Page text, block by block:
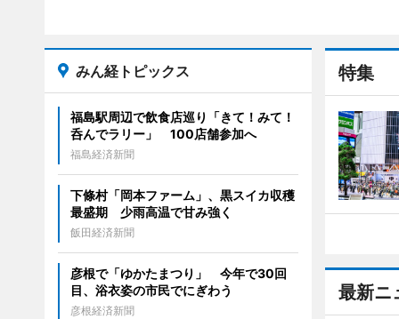
特集
最新ニ
みん経トピックス
福島駅周辺で飲食店巡り「きて！みて！
呑んでラリー」 100店舗参加へ
福島経済新聞
下條村「岡本ファーム」、黒スイカ収穫
最盛期 少雨高温で甘み強く
飯田経済新聞
彦根で「ゆかたまつり」 今年で30回
目、浴衣姿の市民でにぎわう
彦根経済新聞